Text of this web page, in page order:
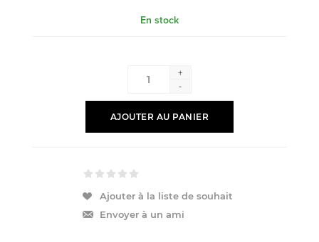
En stock
+
-
AJOUTER AU PANIER
Ajouter à la liste de souhait
Envoyer à un ami